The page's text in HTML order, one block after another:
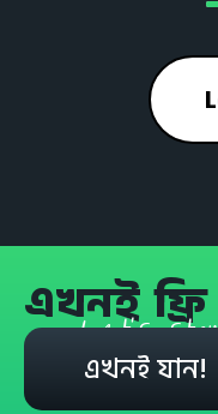
এখনই
Let's
এখনই যান!